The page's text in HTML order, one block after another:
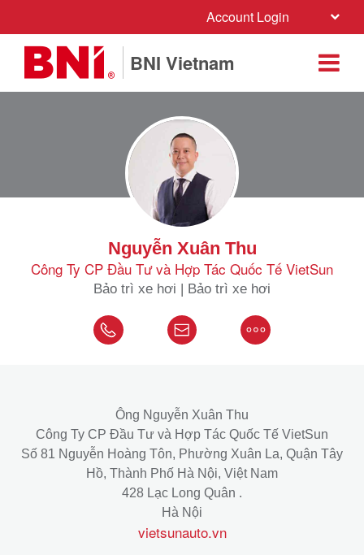
Account Login
BNI Vietnam
Nguyễn Xuân Thu
Công Ty CP Đầu Tư và Hợp Tác Quốc Tế VietSun
Bảo trì xe hơi | Bảo trì xe hơi
Ông Nguyễn Xuân Thu
Công Ty CP Đầu Tư và Hợp Tác Quốc Tế VietSun
Số 81 Nguyễn Hoàng Tôn, Phường Xuân La, Quận Tây
Hồ, Thành Phố Hà Nội, Việt Nam
428 Lạc Long Quân .
Hà Nội
vietsunauto.vn